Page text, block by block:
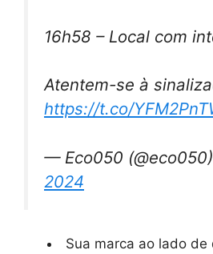
16h58 – Local com
Atentem-se à
https://t.co/
— Eco050 (@eco050)
2024
Sua marca ao lado de